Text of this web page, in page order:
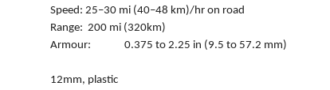
Speed: 25–30 mi (40–48 km)/hr on road
Range: 200 mi (320km)
Armour: 0.375 to 2.25 in (9.5 to 57.2 mm)
12mm, plastic